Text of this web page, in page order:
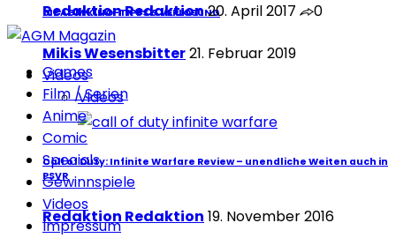
DIE AGM KINO-TIPPS & VERLOSUNG
Mikis Wesensbitter21. Februar 2019
Videos
Videos
Call of Duty: Infinite Warfare Review – unendliche Weiten auch in
PSVR
Redaktion Redaktion 19. November 2016
Redaktion Redaktion 20. April 2017 0
Games
Film / Serien
Anime
Comic
Specials
Gewinnspiele
Videos
Impressum